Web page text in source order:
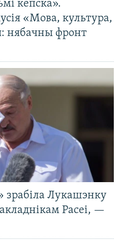
кепска».
«Мова, культура,
нябачны фронт
зрабіла Лукашэнку
Расеі, —